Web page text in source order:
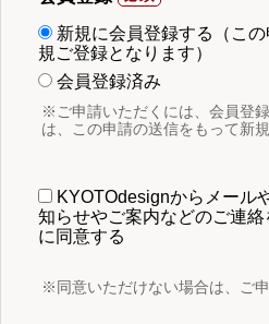
新規に会員登録する（こ
規ご登録となります）
会員登録済み
※ご申請いただくには、会員登
は、この申請の送信をもって新
KYOTOdesignからメール
知らせやご案内などのご連
に同意する
※同意いただけない場合は、ご申